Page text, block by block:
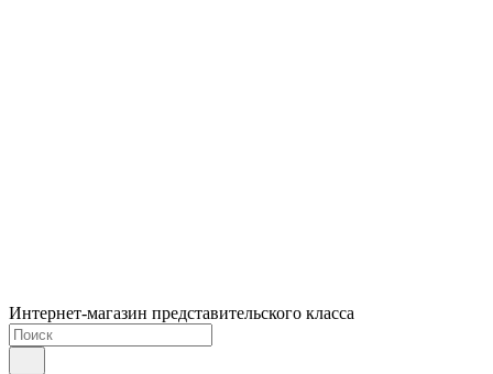
Интернет-магазин представительского класса